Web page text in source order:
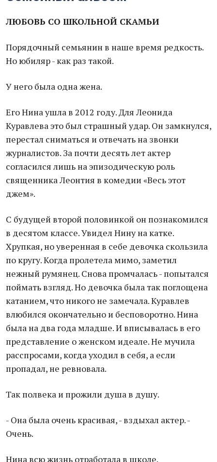
ЛЮБОВЬ СО ШКОЛЬНОЙ СКАМЬИ
Порядочный семьянин в наше время редкость.
Но юбиляр - как раз такой.
У него была одна жена.
Его Нина ушла в 2012 году. Для Леонида
Куравлева это был страшный удар. Он замкнулся,
перестал сниматься и отвечать на звонки
журналистов. За почти десять лет актер
согласился лишь на эпизодическую роль
священника Леонтия в комедии «Весь этот
джем».
С будущей второй половинкой он познакомился
в десятом классе. Увидел Нину на катке.
Хрупкая, но уверенная в себе девочка скользила
по кругу. Когда пролетела мимо, заметил
нежный румянец. Снова промчалась - попытался
поймать взгляд. Но девочка была так поглощена
катанием, что никого не замечала. Куравлев
влюбился окончательно и бесповоротно. Нина
была на два года младше. И вписывалась в его
представление о женском идеале. Не мучила
расспросами, когда уходил в себя, а если
пропадал, не ревновала.
Так полвека и прожили душа в душу.
- Она была очень красивая, - вздыхал актер. -
Очень.
Нина всю жизнь отработала в школе.